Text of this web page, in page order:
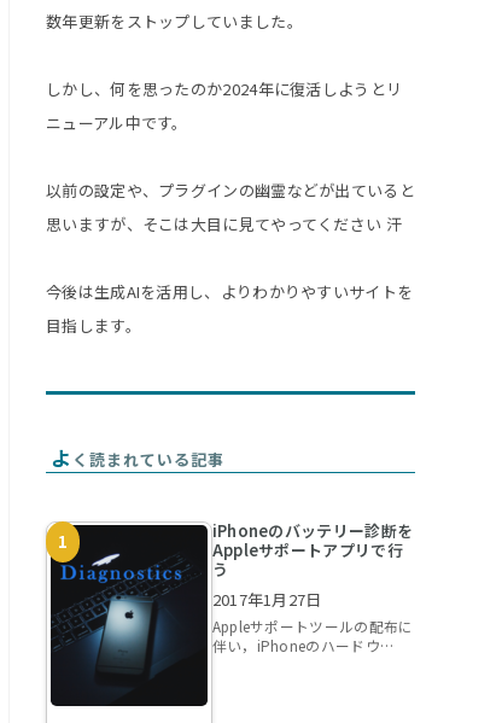
数年更新をストップしていました。
しかし、何を思ったのか2024年に復活しようとリ
ニューアル中です。
以前の設定や、プラグインの幽霊などが出ていると
思いますが、そこは大目に見てやってください 汗
今後は生成AIを活用し、よりわかりやすいサイトを
目指します。
よ く読まれている記事
iPhoneのバッテリー診断を
Appleサポートアプリで行
う
2017年1月27日
Appleサポートツールの配布に
伴い，iPhoneのハードウ…